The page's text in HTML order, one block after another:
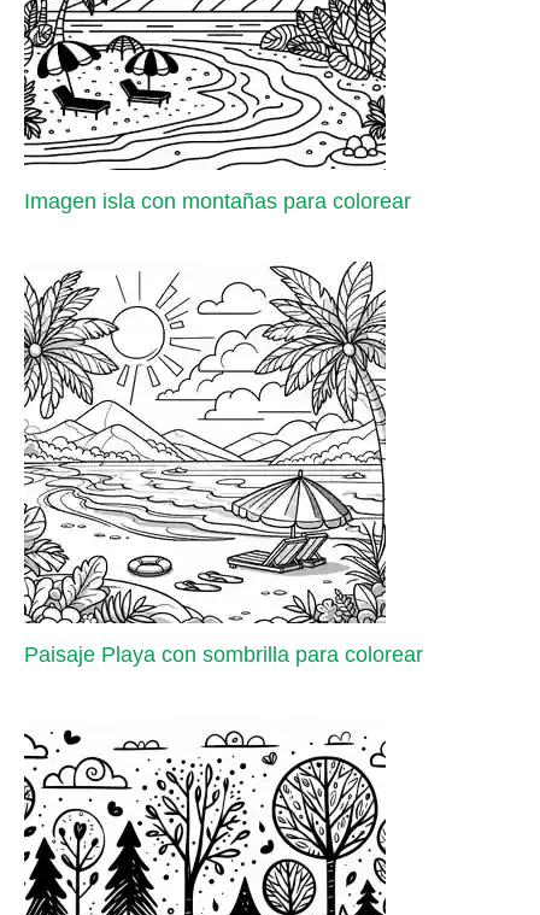
Imagen isla con montañas para colorear
Paisaje Playa con sombrilla para colorear